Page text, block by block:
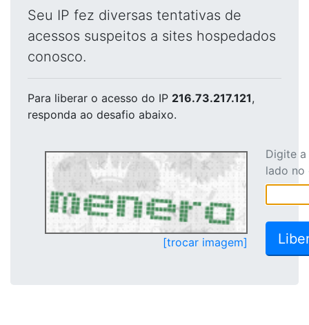
Seu IP fez diversas tentativas de
acessos suspeitos a sites hospedados
conosco.
Para liberar o acesso do IP 216.73.217.121,
responda ao desafio abaixo.
[trocar imagem]
Digite
lado no